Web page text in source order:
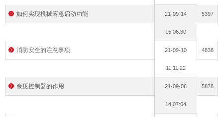
如何实现机械应急启动功能 21-09-14
15:06:30
5397
消防安全的注意事项 21-09-10
11:11:22
4838
余压控制器的作用 21-09-06
14:07:04
5878